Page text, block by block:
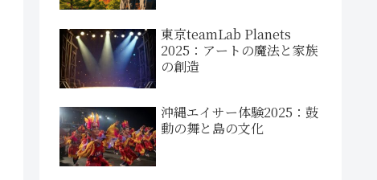
東京teamLab Planets
2025：アートの魔法と家族
の創造
沖縄エイサー体験2025：鼓
動の舞と島の文化